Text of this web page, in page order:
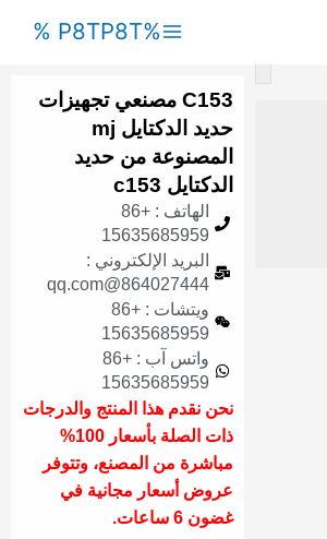
القائمة
%P8TP8T %
C153 مصنعي تجهيزات
حديد الدكتايل mj
المصنوعة من حديد
الدكتايل c153
الهاتف : +86
15635685959
البريد الإلكتروني :
864027444@qq.com
ويتشات : +86
15635685959
واتس آب : +86
15635685959
نحن نقدم هذا المنتج والدرجات
ذات الصلة بأسعار 100%
مباشرة من المصنع، وتتوفر
عروض أسعار مجانية في
غضون 6 ساعات.